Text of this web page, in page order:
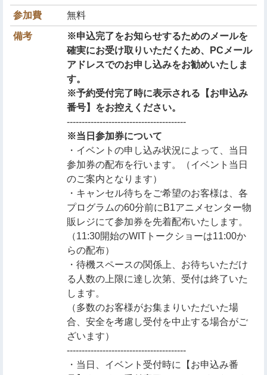
参加費 無料
備考
※申込完了をお知らせするためのメールを
確実にお受け取りいただくため、PCメール
アドレスでのお申し込みをお勧めいたしま
す。
※予約受付完了時に表示される【お申込み
番号】をお控えください。
----------------------------------------
※当日参加券について
・イベントの申し込み状況によって、当日
参加券の配布を行います。（イベント当日
のご案内となります）
・キャンセル待ちをご希望のお客様は、各
プログラムの60分前にB1アニメセンター物
販レジにて参加券を先着配布いたします。
（11:30開始のWITトークショーは11:00か
らの配布）
・待機スペースの関係上、お待ちいただけ
る人数の上限に達し次第、受付は終了いた
します。
（多数のお客様がお集まりいただいた場
合、安全を考慮し受付を中止する場合がご
ざいます）
----------------------------------------
・当日、イベント受付時に【お申込み番